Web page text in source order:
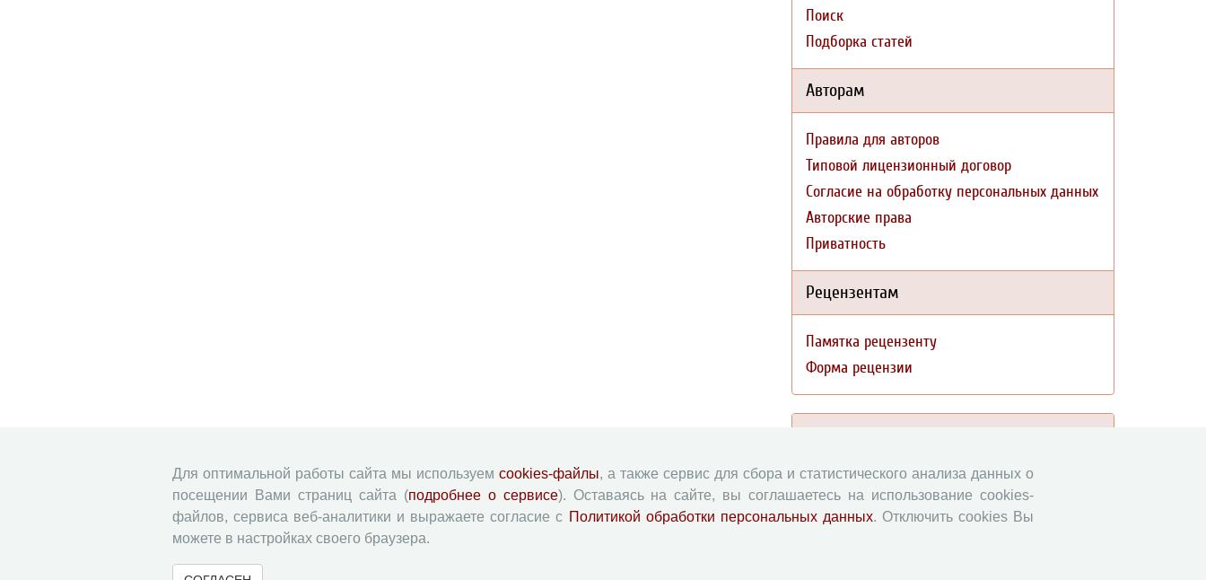
Поиск
Подборка статей
Авторам
Правила для авторов
Типовой лицензионный договор
Согласие на обработку персональных данных
Авторские права
Приватность
Рецензентам
Памятка рецензенту
Форма рецензии
Экономические и социальные перемены
Проблемы развития территории
Для оптимальной работы сайта мы используем cookies-файлы, а также сервис для сбора и статистического анализа данных о
посещении Вами страниц сайта (подробнее о сервисе). Оставаясь на сайте, вы соглашаетесь на использование cookies-
файлов, сервиса веб-аналитики и выражаете согласие с Политикой обработки персональных данных. Отключить cookies Вы
можете в настройках своего браузера.